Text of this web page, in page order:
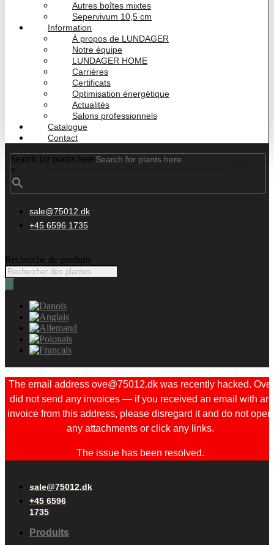
Autres boîtes mixtes
Sepervivum 10,5 cm
Information
À propos de LUNDAGER
Notre équipe
LUNDAGER HOME
Carrières
Certificats
Optimisation énergétique
Actualités
Salons professionnels
Catalogue
Contact
Search for plants here
×
sale@75012.dk
+45 6596 1735
Recherche de produits
The email address ove@75012.dk was recently hacked. Ove
did not send any invoices — if you received an email with an
invoice from this address, please disregard it and do not open
any attachments or click any links.
The issue has been resolved.
sale@75012.dk
+45 6596
1735
Produits